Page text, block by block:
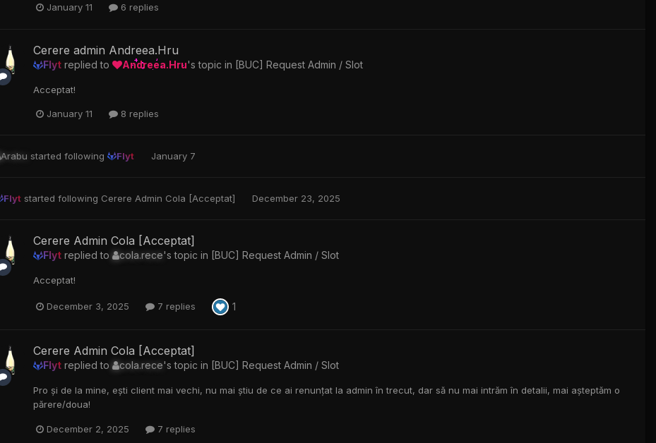
January 11 6 replies
Cerere admin Andreea.Hru
Flyt replied to Andreea.Hru's topic in [BUC] Request Admin / Slot
Acceptat!
January 11 8 replies
Arabu started following Flyt January 7
Flyt started following Cerere Admin Cola [Acceptat] December 23, 2025
Cerere Admin Cola [Acceptat]
Flyt replied to cola.rece's topic in [BUC] Request Admin / Slot
Acceptat!
December 3, 2025 7 replies 1
Cerere Admin Cola [Acceptat]
Flyt replied to cola.rece's topic in [BUC] Request Admin / Slot
Pro și de la mine, ești client mai vechi, nu mai știu de ce ai renunțat la admin în trecut, dar să nu mai intrăm în detalii, mai așteptăm o
părere/doua!
December 2, 2025 7 replies